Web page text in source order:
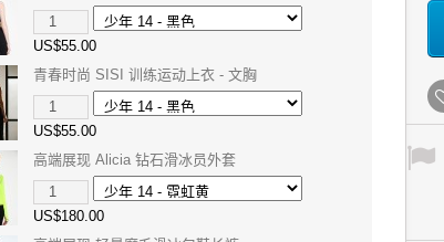
US$55.00
青春时尚 SISI 训练运动上衣 - 文胸
US$55.00
高端展现 Alicia 钻石滑冰员外套
US$180.00